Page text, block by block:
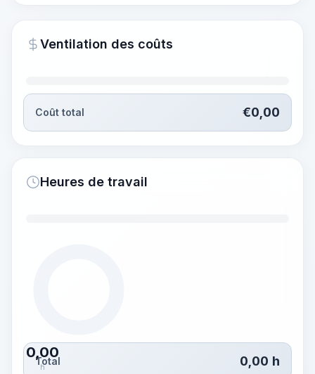
~15-30 Sek.
Ventilation des coûts
Coût total €0,00
Heures de travail
0,00
h
Total 0,00 h